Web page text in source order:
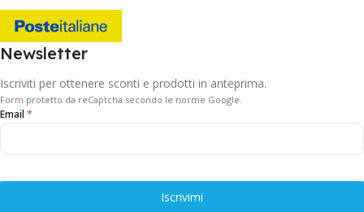
Newsletter
Iscriviti per ottenere sconti e prodotti in anteprima.
Form protetto da reCaptcha secondo le norme Google.
Email*
Iscrivimi